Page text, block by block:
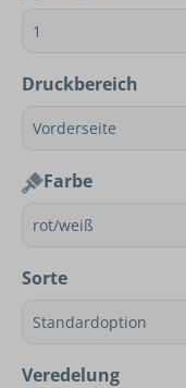
Druckbereich
Farbe
Sorte
Veredelung